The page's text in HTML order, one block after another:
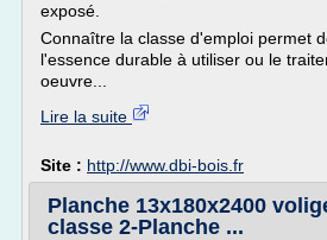
exposé.
Connaître la classe d'emploi permet
l'essence durable à utiliser ou le
oeuvre...
Lire la suite
Site : http://www.dbi-bois.fr
Planche 13x180x2400
classe 2-Planche ...